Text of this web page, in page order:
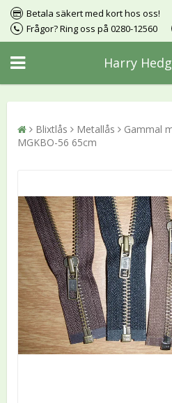
Betala säkert med kort hos oss!
Frågor? Ring oss på 0280-12560
Harry
Blixtlås Metallås Gammal
MGKBO-56 65cm